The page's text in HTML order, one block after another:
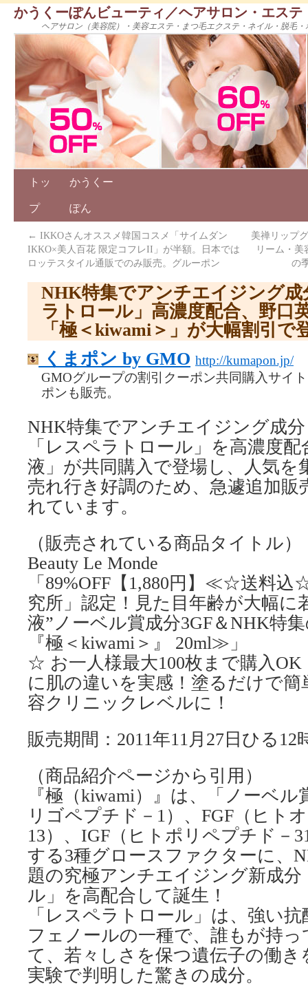
かうくーぽんビューティ／ヘアサロン・エス
ヘアサロン（美容院）・美容エステ・まつ毛エクステ・ネイル・脱毛
トッ
プ
かうくー
ぽん
← IKKOさんオススメ韓国コスメ「サイムダン
IKKO×美人百花 限定コフレII」が半額。日本では
ロッテスタイル通販でのみ販売。グルーポン
美禅リップ
リーム・
の
NHK特集でアンチエイジング成
ラトロール」高濃度配合、野口
「極＜kiwami＞」が大幅割引で
くまポン by GMO http://kumapon.jp/
GMOグループの割引クーポン共同購入サイ
ポンも販売。
NHK特集でアンチエイジング成
「レスペラトロール」を高濃度
液」が共同購入で登場し、人気を
売れ行き好調のため、急遽追加販
れています。
（販売されている商品タイトル）
Beauty Le Monde
「89%OFF【1,880円】≪☆送料
究所」認定！見た目年齢が大幅に
液”ノーベル賞成分3GF＆NHK特
『極＜kiwami＞』 20ml≫」
☆ お一人様最大100枚まで購入
に肌の違いを実感！塗るだけで
容クリニックレベルに！
販売期間：2011年11月27日ひる12
（商品紹介ページから引用）
『極（kiwami）』は、「ノーベ
リゴペプチド－1）、FGF（ヒト
13）、IGF（ヒトポリペプチド－
する3種グロースファクターに、
題の究極アンチエイジング新成
ル」を高配合して誕生！
「レスペラトロール」は、強い
フェノールの一種で、誰もが持
て、若々しさを保つ遺伝子の働
実験で判明した驚きの成分。